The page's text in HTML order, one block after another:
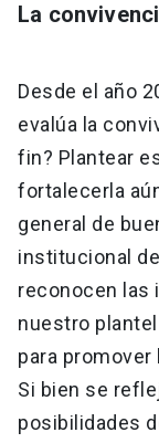
La
Desde el año
evalúa la
fin? Plantear
fortalecerla
general de
institucional
reconocen las
nuestro
para
Si bien se
posibilidades